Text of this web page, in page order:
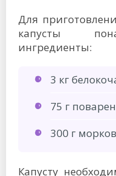
Для
капусты
ингредиенты:
3 кг
75 г
300 г
Капусту